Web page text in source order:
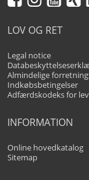
LOV OG RET
Legal notice
Almindelige
Indkøbsbetingelser
Adfærdskodeks for
INFORMATION
Online hovedkatalog
Sitemap